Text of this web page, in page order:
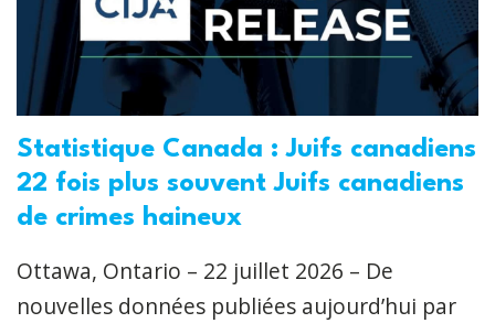
Statistique Canada : Juifs canadiens
22 fois plus souvent Juifs canadiens
de crimes haineux
Ottawa, Ontario – 22 juillet 2026 – De
nouvelles données publiées aujourd’hui par